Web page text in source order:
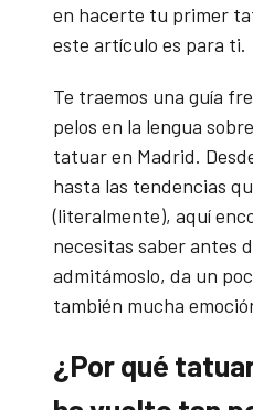
en hacerte tu primer
este artículo es para ti.
Te traemos una guía
pelos en la lengua
tatuar en Madrid.
hasta las tendencias
(literalmente), aquí
necesitas saber antes
admitámoslo, da un
también mucha
¿Por qué